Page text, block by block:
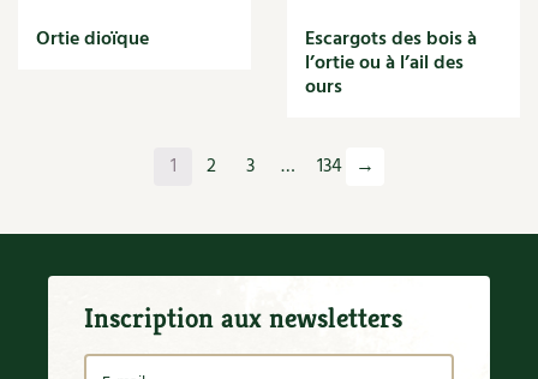
Optimiser l'espace
Paille
Panais
Parasite
Partenariat
Ortie dioïque Escargots des bois à
l’ortie ou à l’ail des
ours
1 2 3 … 134 →
Inscription aux newsletters